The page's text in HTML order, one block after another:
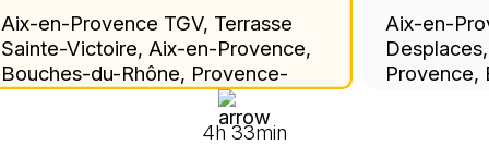
Aix-en-Provence TGV, Terrasse
Sainte-Victoire, Aix-en-Provence,
Bouches-du-Rhône, Provence-
Alpes-Côte d'Azur, Metropolitan
Aix-en-
Provence,
4h 33min